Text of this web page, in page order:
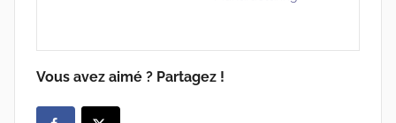
Vous avez aimé ? Partagez !